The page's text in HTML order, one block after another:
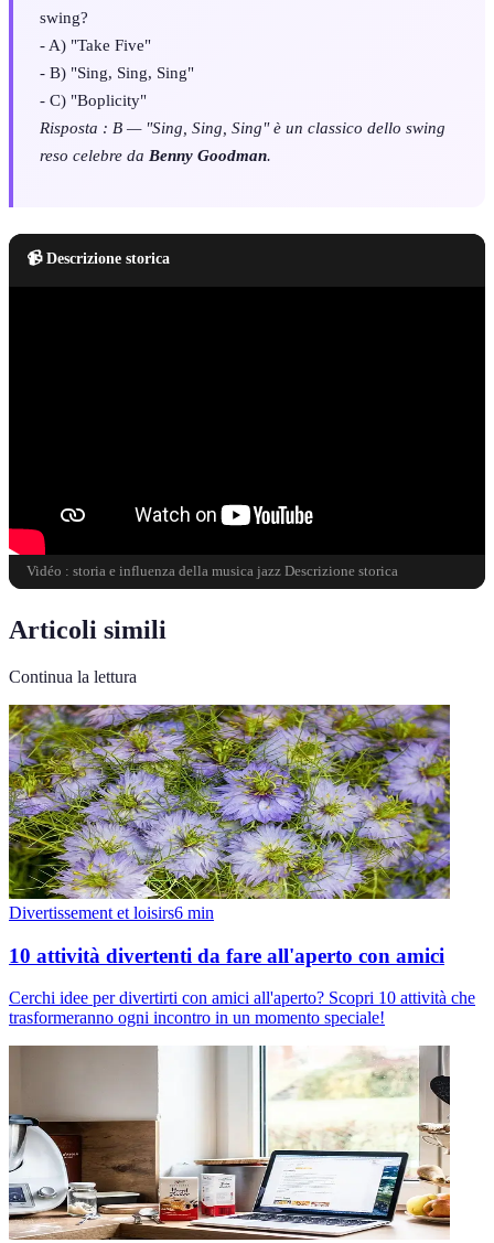
swing?
- A) "Take Five"
- B) "Sing, Sing, Sing"
- C) "Boplicity"
Risposta : B — "Sing, Sing, Sing" è un classico dello swing
reso celebre da Benny Goodman.
📹 Descrizione storica
Vidéo : storia e influenza della musica jazz Descrizione storica
Articoli simili
Continua la lettura
Divertissement et loisirs6 min
10 attività divertenti da fare all'aperto con amici
Cerchi idee per divertirti con amici all'aperto? Scopri 10 attività che
trasformeranno ogni incontro in un momento speciale!